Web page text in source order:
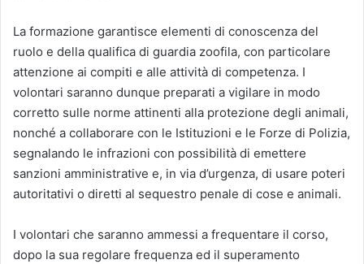
La formazione garantisce elementi di conoscenza del
ruolo e della qualifica di guardia zoofila, con particolare
attenzione ai compiti e alle attività di competenza. I
volontari saranno dunque preparati a vigilare in modo
corretto sulle norme attinenti alla protezione degli animali,
nonché a collaborare con le Istituzioni e le Forze di Polizia,
segnalando le infrazioni con possibilità di emettere
sanzioni amministrative e, in via d’urgenza, di usare poteri
autoritativi o diretti al sequestro penale di cose e animali.
I volontari che saranno ammessi a frequentare il corso,
dopo la sua regolare frequenza ed il superamento